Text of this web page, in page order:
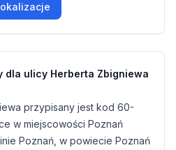
dla ulicy Herberta Zbigniewa
przypisany jest kod 60-
w miejscowości Poznań
Poznań, w powiecie Poznań